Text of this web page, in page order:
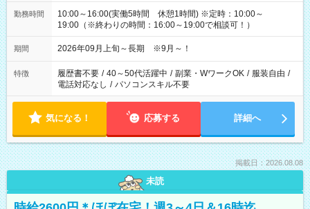
勤務時間
10:00～16:00(実働5時間 休憩1時間) ※定時：10:00～
19:00（※終わりの時間：16:00～19:00で相談可！）
期間 2026年09月上旬～長期 ※9月～！
特徴 履歴書不要 / 40～50代活躍中 / 副業・WワークOK / 服装自由 /
電話対応なし / パソコンスキル不要
気になる！ 応募する 詳細へ
掲載日：2026.08.08
未読